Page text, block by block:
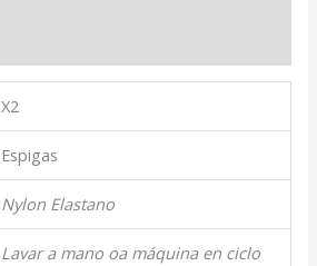
X2
Espigas
Nylon Elastano
Lavar a mano oa máquina en ciclo